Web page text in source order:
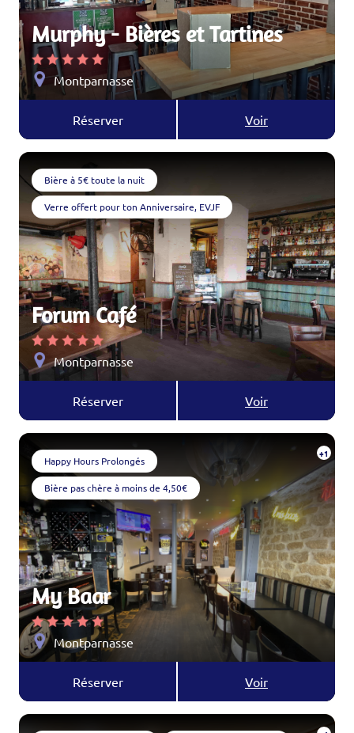
Murphy - Bières et Tartines
Montparnasse
Réserver Voir
Bière à 5€ toute la nuit
Verre offert pour ton Anniversaire, EVJF
Forum Café
Montparnasse
Réserver Voir
Happy Hours Prolongés
Bière pas chère à moins de 4,50€
+1
My Baar
Montparnasse
Réserver Voir